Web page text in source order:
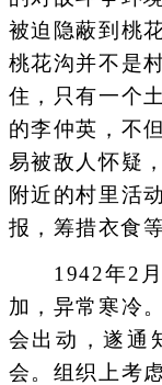
被迫隐蔽到桃
桃花沟并不是
住，只有一个
的李仲英，不
易被敌人怀疑
附近的村里活
报，筹措衣食
1942年2月
加，异常寒冷
会出动，遂通
会。组织上考